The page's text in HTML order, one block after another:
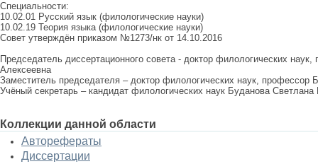
Специальности:
10.02.01 Русский язык (филологические науки)
10.02.19 Теория языка (филологические науки)
Совет утверждён приказом №1273/нк от 14.10.2016
Председатель диссертационного совета - доктор филологических
Алексеевна
Заместитель председателя – доктор филологических наук, профессор
Учёный секретарь – кандидат филологических наук Буданова Светлана
Коллекции данной области
Авторефераты
Диссертации